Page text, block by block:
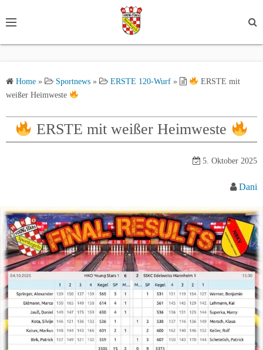
Home » Sportnews » ERSTE 120-Wurf »
ERSTE mit
weißer Heimweste
ERSTE mit weißer Heimweste
5. Oktober 2025
Dani